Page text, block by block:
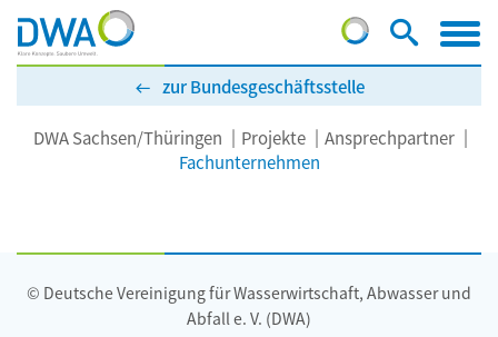
zur Bundesgeschäftsstelle
DWA Sachsen/Thüringen Projekte
Ansprechpartner
Fachunternehmen
© Deutsche Vereinigung für Wasserwirtschaft, Abwasser und
Abfall e. V. (DWA)